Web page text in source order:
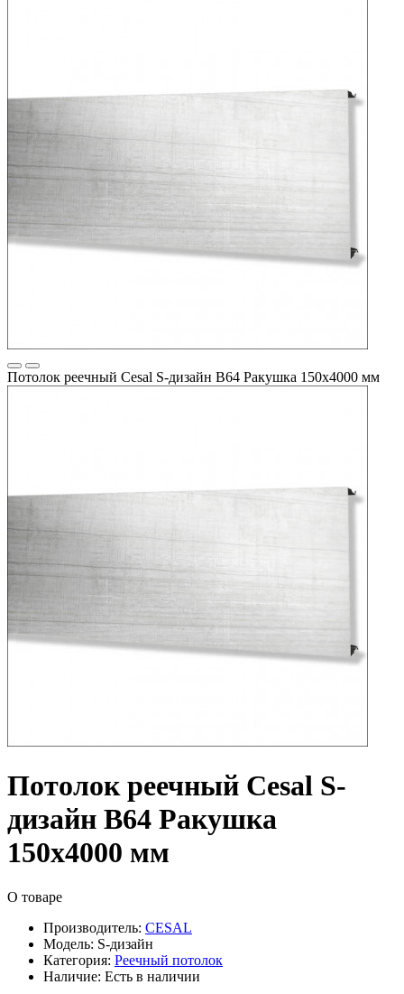
Потолок реечный Cesal S-дизайн В64 Ракушка 150х4000 мм
Потолок реечный Cesal S-
дизайн В64 Ракушка
150х4000 мм
О товаре
Производитель: CESAL
Модель: S-дизайн
Категория: Реечный потолок
Наличие: Есть в наличии